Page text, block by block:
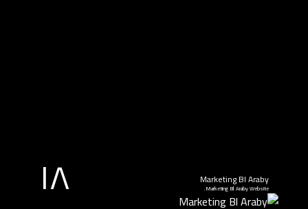
Marketing Bl Araby
Marketing Bl Araby Website. ١٨